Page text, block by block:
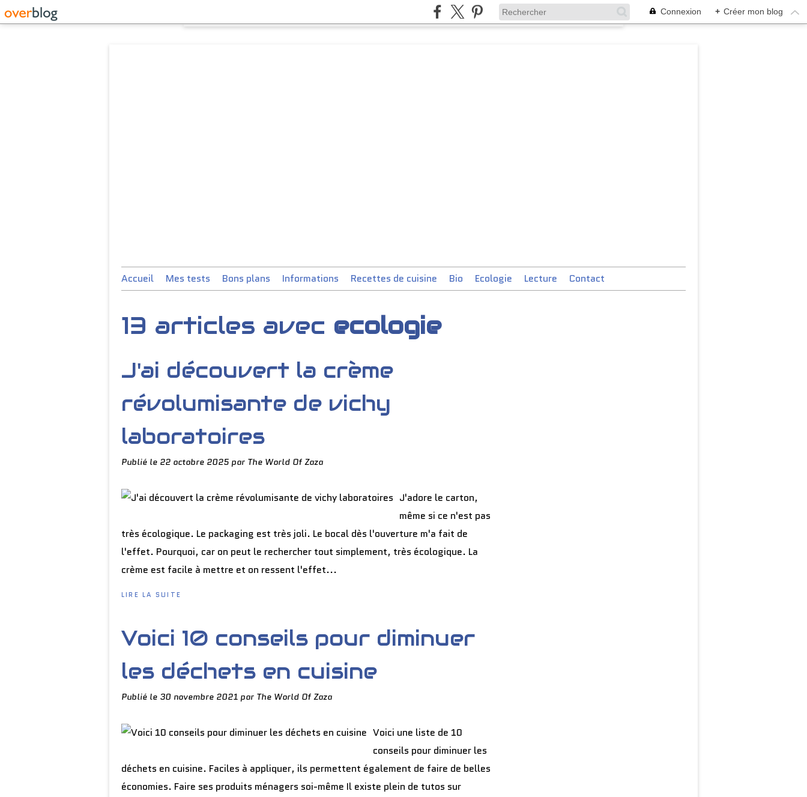
Connexion + Créer mon blog
Accueil Mes tests Bons plans Informations Recettes de cuisine Bio Ecologie Lecture Contact
13 articles avec ecologie
J'ai découvert la crème
révolumisante de vichy
laboratoires
Publié le 22 octobre 2025 par The World Of Zaza
J'adore le carton,
même si ce n'est pas
très écologique. Le packaging est très joli. Le bocal dès l'ouverture m'a fait de
l'effet. Pourquoi, car on peut le rechercher tout simplement, très écologique. La
crème est facile à mettre et on ressent l'effet...
LIRE LA SUITE
Voici 10 conseils pour diminuer
les déchets en cuisine
Publié le 30 novembre 2021 par The World Of Zaza
Voici une liste de 10
conseils pour diminuer les
déchets en cuisine. Faciles à appliquer, ils permettent également de faire de belles
économies. Faire ses produits ménagers soi-même Il existe plein de tutos sur